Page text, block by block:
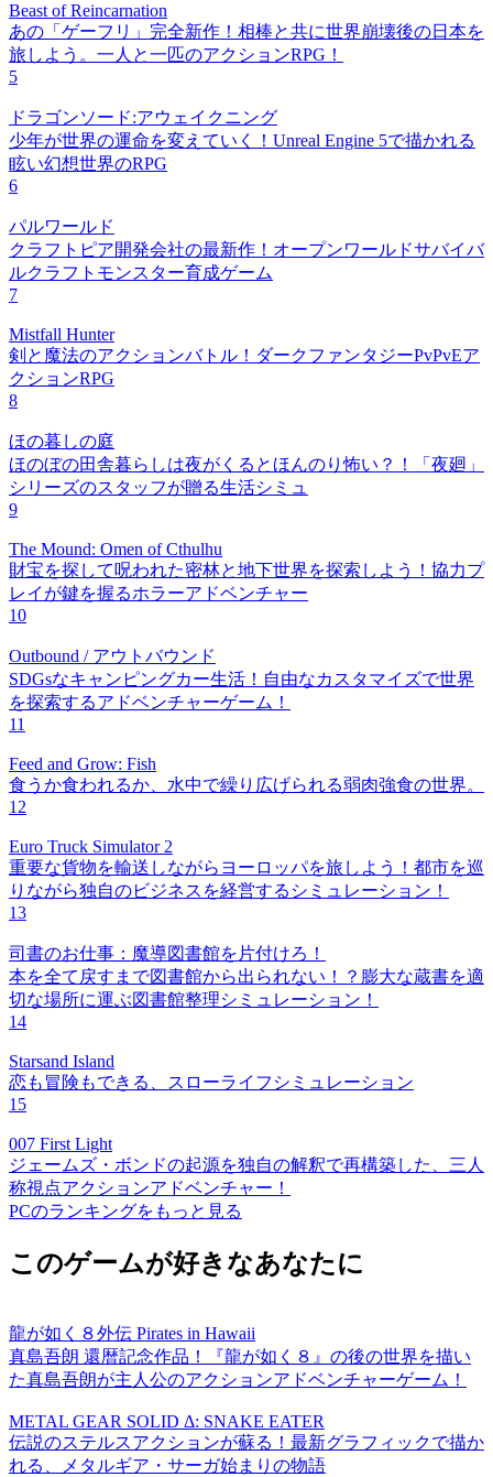
Beast of Reincarnation
あの「ゲーフリ」完全新作！相棒と共に世界崩壊後の日本を
旅しよう。一人と一匹のアクションRPG！
5
ドラゴンソード:アウェイクニング
少年が世界の運命を変えていく！Unreal Engine 5で描かれる
眩い幻想世界のRPG
6
パルワールド
クラフトピア開発会社の最新作！オープンワールドサバイバ
ルクラフトモンスター育成ゲーム
7
Mistfall Hunter
剣と魔法のアクションバトル！ダークファンタジーPvPvEア
クションRPG
8
ほの暮しの庭
ほのぼの田舎暮らしは夜がくるとほんのり怖い？！「夜廻」
シリーズのスタッフが贈る生活シミュ
9
The Mound: Omen of Cthulhu
財宝を探して呪われた密林と地下世界を探索しよう！協力プ
レイが鍵を握るホラーアドベンチャー
10
Outbound / アウトバウンド
SDGsなキャンピングカー生活！自由なカスタマイズで世界
を探索するアドベンチャーゲーム！
11
Feed and Grow: Fish
食うか食われるか、水中で繰り広げられる弱肉強食の世界。
12
Euro Truck Simulator 2
重要な貨物を輸送しながらヨーロッパを旅しよう！都市を巡
りながら独自のビジネスを経営するシミュレーション！
13
司書のお仕事：魔導図書館を片付けろ！
本を全て戻すまで図書館から出られない！？膨大な蔵書を適
切な場所に運ぶ図書館整理シミュレーション！
14
Starsand Island
恋も冒険もできる、スローライフシミュレーション
15
007 First Light
ジェームズ・ボンドの起源を独自の解釈で再構築した、三人
称視点アクションアドベンチャー！
PCのランキングをもっと見る
このゲームが好きなあなたに
龍が如く８外伝 Pirates in Hawaii
真島吾朗 還暦記念作品！『龍が如く８』の後の世界を描い
た真島吾朗が主人公のアクションアドベンチャーゲーム！
METAL GEAR SOLID Δ: SNAKE EATER
伝説のステルスアクションが蘇る！最新グラフィックで描か
れる、メタルギア・サーガ始まりの物語